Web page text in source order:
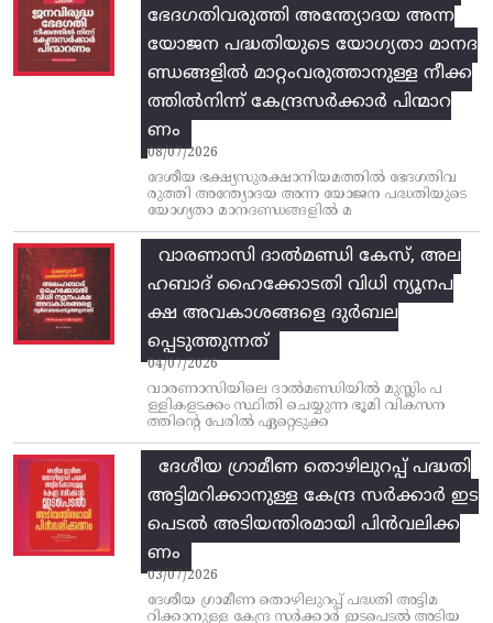
ഭേദഗതിവരുത്തി അന്ത്യോദയ അന്ന
യോജന പദ്ധതിയുടെ യോഗ്യതാ മാനദ
ണ്ഡങ്ങളിൽ മാറ്റംവരുത്താനുള്ള നീക്ക
ത്തിൽനിന്ന്‌ കേന്ദ്രസർക്കാർ പിന്മാറ
ണം
08/07/2026
ദേശീയ ഭക്ഷ്യസുരക്ഷാനിയമത്തിൽ ഭേദഗതിവ
രുത്തി അന്ത്യോദയ അന്ന യോജന പദ്ധതിയുടെ
യോഗ്യതാ മാനദണ്ഡങ്ങളിൽ മ
വാരണാസി ദാൽമണ്ഡി കേസ്, അല
ഹബാദ് ഹൈക്കോടതി വിധി ന്യൂനപ
ക്ഷ അവകാശങ്ങളെ ദുർബല
പ്പെടുത്തുന്നത്
04/07/2026
വാരണാസിയിലെ ദാൽമണ്ഡിയിൽ മുസ്ലിം പ
ള്ളികളടക്കം സ്ഥിതി ചെയ്യുന്ന ഭൂമി വികസന
ത്തിന്റെ പേരിൽ ഏറ്റെടുക്ക
ദേശീയ ഗ്രാമീണ തൊഴിലുറപ്പ്‌ പദ്ധതി
അട്ടിമറിക്കാനുള്ള കേന്ദ്ര സര്‍ക്കാര്‍ ഇട
പെടല്‍ അടിയന്തിരമായി പിന്‍വലിക്ക
ണം
03/07/2026
ദേശീയ ഗ്രാമീണ തൊഴിലുറപ്പ്‌ പദ്ധതി അട്ടിമ
റിക്കാനുള്ള കേന്ദ്ര സര്‍ക്കാര്‍ ഇടപെടല്‍ അടിയ